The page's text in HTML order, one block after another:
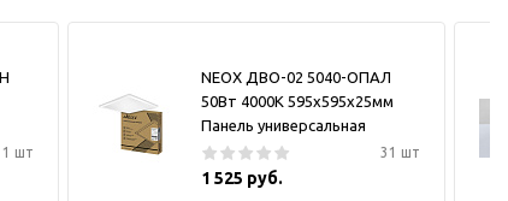
1 шт
NEOX ДВО-02 5040-ОПАЛ
50Вт 4000К 595х595х25мм
Панель универсальная
31 шт
1 525 руб.